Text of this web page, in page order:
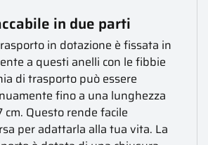
in due parti
in dotazione è fissata in
a questi anelli con le fibbie
di trasporto può essere
fino a una lunghezza
cm. Questo rende facile
per adattarla alla tua vita. La